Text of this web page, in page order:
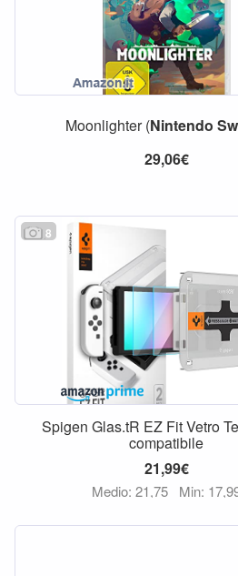
Moonlighter (Nintendo
29,06€
8
Spigen Glas.tR EZ Fit Vetro
compatibile
21,99€
Medio: 21,75 Min: